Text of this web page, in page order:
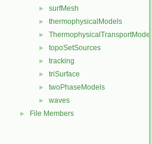
► surfMesh
► thermophysicalModels
► ThermophysicalTransportModels
► topoSetSources
► tracking
► triSurface
► twoPhaseModels
► waves
► File Members